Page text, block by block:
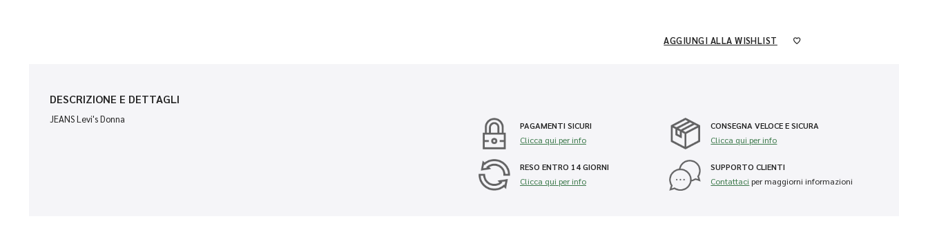
AGGIUNGI ALLA WISHLIST
DESCRIZIONE E DETTAGLI
JEANS Levi's Donna
PAGAMENTI SICURI
Clicca qui per info
CONSEGNA VELOCE E SICURA
Clicca qui per info
RESO ENTRO 14 GIORNI
Clicca qui per info
SUPPORTO CLIENTI
Contattaci per maggiorni informazioni